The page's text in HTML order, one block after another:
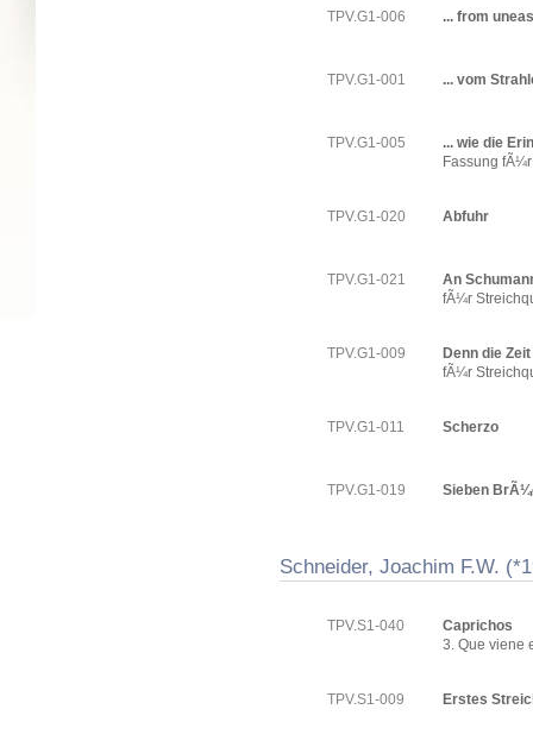
TPV.G1-006 ... from
TPV.G1-001 ... vom
TPV.G1-005
... wie die
Fassung
TPV.G1-020 Abfuhr
TPV.G1-021
An
fÃ¼r
TPV.G1-009
Denn die
fÃ¼r
TPV.G1-011 Scherzo
TPV.G1-019 Sieben
Schneider, Joachim F.W.
TPV.S1-040
Caprichos
3. Que viene
TPV.S1-009 Erstes